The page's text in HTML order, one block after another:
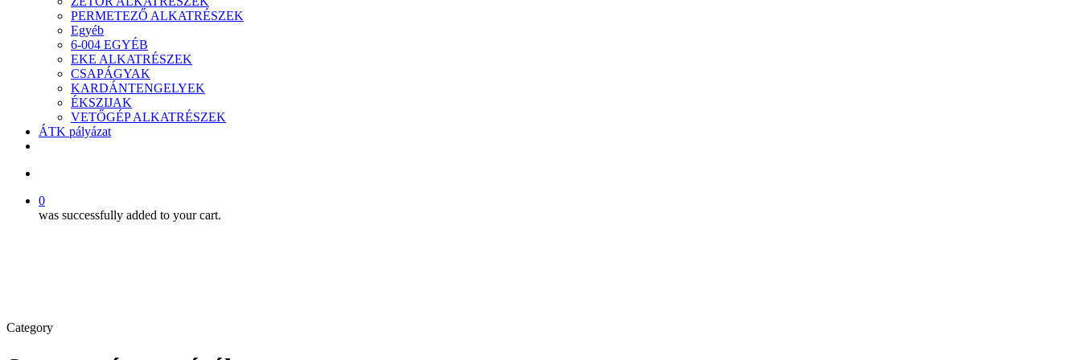
PERMETEZŐ ALKATRÉSZEK
Egyéb
6-004 EGYÉB
EKE ALKATRÉSZEK
CSAPÁGYAK
KARDÁNTENGELYEK
ÉKSZIJAK
VETŐGÉP ALKATRÉSZEK
ÁTK pályázat
0
was successfully added to your cart.
Category